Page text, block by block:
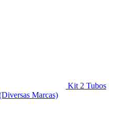
Kit 2 Tubos
Marcas)